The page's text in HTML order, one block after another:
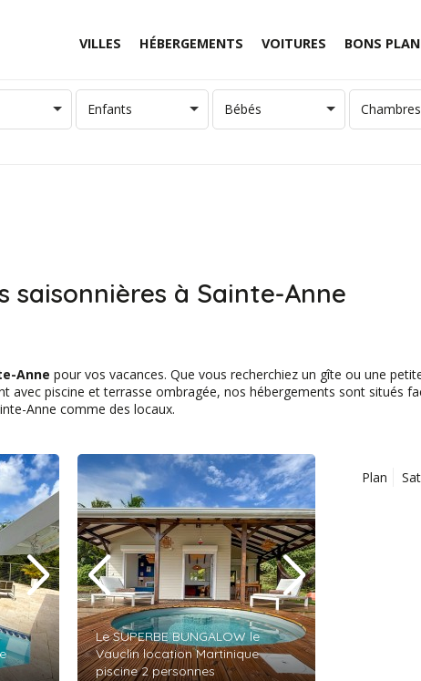
VILLES HÉBERGEMENTS VOITURES BONS
Enfants Bébés Chambres
à Sainte-Anne
Anne pour vos vacances. Que vous recherchiez un gîte ou une
piscine et terrasse ombragée, nos hébergements sont situés
Anne comme des locaux.
Le SUPERBE BUNGALOW le
Vauclin location Martinique
piscine 2 personnes
Plan